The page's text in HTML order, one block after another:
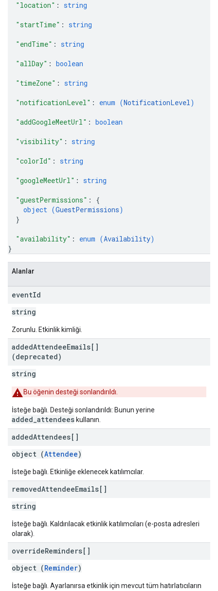
"location" : string
"startTime" : string
"endTime" : string
"allDay" : boolean
"timeZone" : string
"notificationLevel" : enum (NotificationLevel)
"addGoogleMeetUrl" : boolean
"visibility" : string
"colorId" : string
"googleMeetUrl" : string
"guestPermissions" : {
object (GuestPermissions)
}
"availability" : enum (Availability)
}
Alanlar
eventId
string
Zorunlu. Etkinlik kimliği.
addedAttendeeEmails[]
(deprecated)
string
Bu öğenin desteği sonlandırıldı.
İsteğe bağlı. Desteği sonlandırıldı: Bunun yerine
added_attendees kullanın.
addedAttendees[]
object (Attendee)
İsteğe bağlı. Etkinliğe eklenecek katılımcılar.
removedAttendeeEmails[]
string
İsteğe bağlı. Kaldırılacak etkinlik katılımcıları (e-posta adresleri
olarak).
overrideReminders[]
object (Reminder)
İsteğe bağlı. Ayarlanırsa etkinlik için mevcut tüm hatırlatıcıların